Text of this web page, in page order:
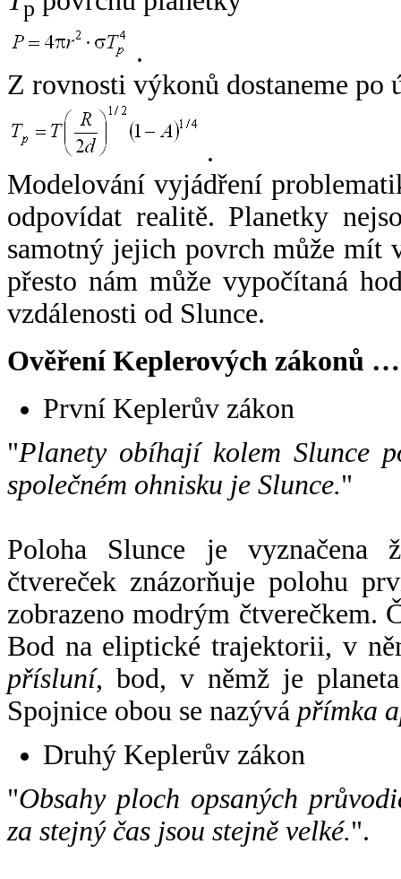
p
.
Z rovnosti výkonů dostaneme po
.
Modelování vyjádření
odpovídat realitě. Planetky
samotný jejich povrch může mít
přesto nám může vypočítaná
vzdálenosti od Slunce.
Ověření Keplerových zákonů …
První Keplerův zákon
"Planety obíhají kolem Slunce
společném ohnisku je Slunce."
Poloha Slunce je vyznačena
čtvereček znázorňuje polohu
zobrazeno modrým čtverečkem.
Bod na eliptické trajektorii, v
přísluní, bod, v němž je
Spojnice obou se nazývá přímka
Druhý Keplerův zákon
"Obsahy ploch opsaných
za stejný čas jsou stejně velké.".